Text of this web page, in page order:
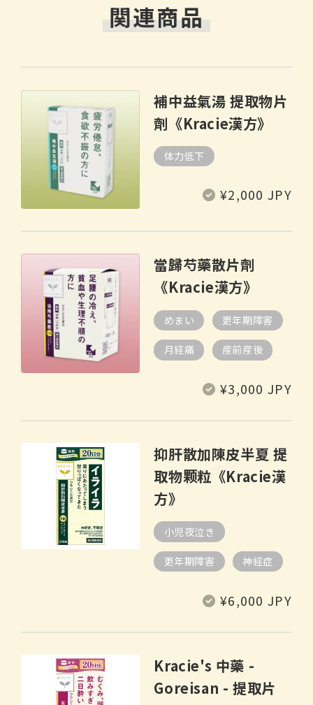
関連商品
補中益氣湯 提取物片
劑《Kracie漢方》
体力低下
定 ¥2,000 JPY
當歸芍藥散片劑
《Kracie漢方》
めまい 更年期障害
月経痛 産前産後
定 ¥3,000 JPY
抑肝散加陳皮半夏 提
取物颗粒《Kracie漢
方》
小児夜泣き
更年期障害 神経症
定 ¥6,000 JPY
Kracie's 中藥 -
Goreisan - 提取片